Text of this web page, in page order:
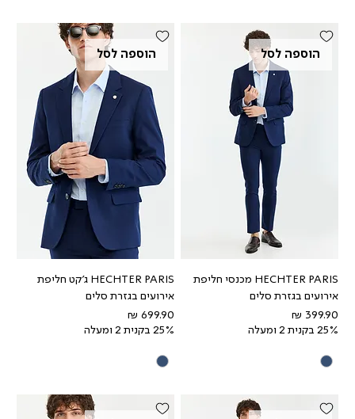
הוספה לסל
HECHTER PARIS מכנסי חליפת
אירועים בגזרת סלים
מחיר
25% בקנית 2 ומעלה
הוספה לסל
HECHTER PARIS ג'קט חליפת
אירועים בגזרת סלים
מחיר
25% בקנית 2 ומעלה